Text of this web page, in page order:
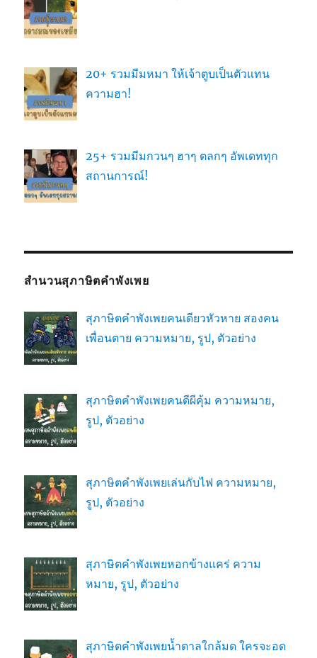
20+ รวมมีมหมา ให้เจ้าตูบเป็นตัวแทน
ความฮา!
25+ รวมมีมกวนๆ ฮาๆ ตลกๆ อัพเดททุก
สถานการณ์!
สำนวนสุภาษิตคำพังเพย
สุภาษิตคำพังเพยคนเดียวหัวหาย สองคน
เพื่อนตาย ความหมาย, รูป, ตัวอย่าง
สุภาษิตคำพังเพยคนดีผีคุ้ม ความหมาย,
รูป, ตัวอย่าง
สุภาษิตคำพังเพยเล่นกับไฟ ความหมาย,
รูป, ตัวอย่าง
สุภาษิตคำพังเพยหอกข้างแคร่ ความ
หมาย, รูป, ตัวอย่าง
สุภาษิตคำพังเพยน้ำตาลใกล้มด ใครจะอด